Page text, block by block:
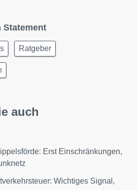
Statement
Ratgeber
auch
Erst Einschränkungen,
Wichtiges Signal,